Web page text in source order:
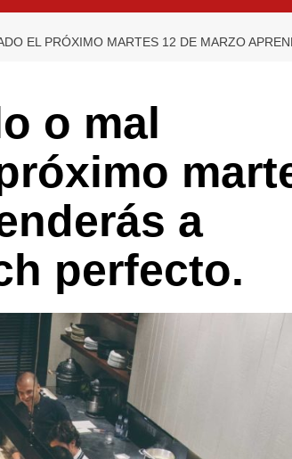
EL PRÓXIMO MARTES 12 DE MARZO
o mal
a
perfecto.